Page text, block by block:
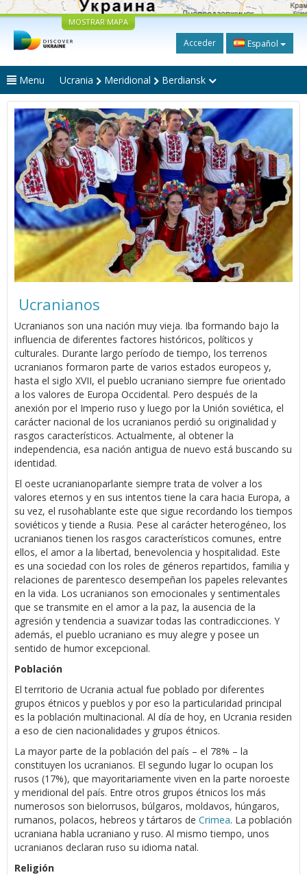
MOSTRAR MAPA
Acceder Español
Menu Ucrania Meridional Berdiansk
Ucranianos
Ucranianos son una nación muy vieja. Iba formando bajo la
influencia de diferentes factores históricos, políticos y
culturales. Durante largo período de tiempo, los terrenos
ucranianos formaron parte de varios estados europeos y,
hasta el siglo XVII, el pueblo ucraniano siempre fue orientado
a los valores de Europa Occidental. Pero después de la
anexión por el Imperio ruso y luego por la Unión soviética, el
carácter nacional de los ucranianos perdió su originalidad y
rasgos característicos. Actualmente, al obtener la
independencia, esa nación antigua de nuevo está buscando su
identidad.
El oeste ucranianoparlante siempre trata de volver a los
valores eternos y en sus intentos tiene la cara hacia Europa, a
su vez, el rusohablante este que sigue recordando los tiempos
soviéticos y tiende a Rusia. Pese al carácter heterogéneo, los
ucranianos tienen los rasgos característicos comunes, entre
ellos, el amor a la libertad, benevolencia y hospitalidad. Este
es una sociedad con los roles de géneros repartidos, familia y
relaciones de parentesco desempeñan los papeles relevantes
en la vida. Los ucranianos son emocionales y sentimentales
que se transmite en el amor a la paz, la ausencia de la
agresión y tendencia a suavizar todas las contradicciones. Y
además, el pueblo ucraniano es muy alegre y posee un
sentido de humor excepcional.
Población
El territorio de Ucrania actual fue poblado por diferentes
grupos étnicos y pueblos y por eso la particularidad principal
es la población multinacional. Al día de hoy, en Ucrania residen
a eso de cien nacionalidades y grupos étnicos.
La mayor parte de la población del país – el 78% – la
constituyen los ucranianos. El segundo lugar lo ocupan los
rusos (17%), que mayoritariamente viven en la parte noroeste
y meridional del país. Entre otros grupos étnicos los más
numerosos son bielorrusos, búlgaros, moldavos, húngaros,
rumanos, polacos, hebreos y tártaros de Crimea. La población
ucraniana habla ucraniano y ruso. Al mismo tiempo, unos
ucranianos declaran ruso su idioma natal.
Religión